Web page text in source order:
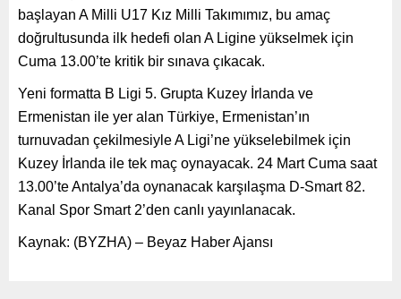
başlayan A Milli U17 Kız Milli Takımımız, bu amaç
doğrultusunda ilk hedefi olan A Ligine yükselmek için
Cuma 13.00’te kritik bir sınava çıkacak.
Yeni formatta B Ligi 5. Grupta Kuzey İrlanda ve
Ermenistan ile yer alan Türkiye, Ermenistan’ın
turnuvadan çekilmesiyle A Ligi’ne yükselebilmek için
Kuzey İrlanda ile tek maç oynayacak. 24 Mart Cuma saat
13.00’te Antalya’da oynanacak karşılaşma D-Smart 82.
Kanal Spor Smart 2’den canlı yayınlanacak.
Kaynak: (BYZHA) – Beyaz Haber Ajansı